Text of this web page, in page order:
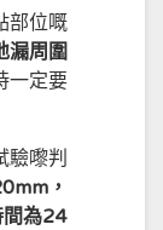
部位嘅
漏周圍
一定要
驗嚟判
，
為24